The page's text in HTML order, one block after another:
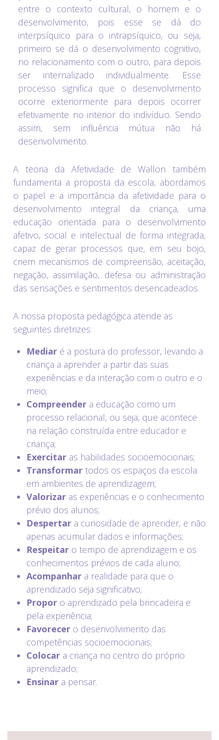
entre o contexto cultural, o homem e o
desenvolvimento, pois esse se dá do
interpsíquico para o intrapsíquico, ou seja,
primeiro se dá o desenvolvimento cognitivo,
no relacionamento com o outro, para depois
ser internalizado individualmente. Esse
processo significa que o desenvolvimento
ocorre exteriormente para depois ocorrer
efetivamente no interior do indivíduo. Sendo
assim, sem influência mútua não há
desenvolvimento.
A teoria da Afetividade de Wallon também
fundamenta a proposta da escola, abordamos
o papel e a importância da afetividade para o
desenvolvimento integral da criança, uma
educação orientada para o desenvolvimento
afetivo, social e intelectual de forma integrada,
capaz de gerar processos que, em seu bojo,
criem mecanismos de compreensão, aceitação,
negação, assimilação, defesa ou administração
das sensações e sentimentos desencadeados.
A nossa proposta pedagógica atende as
seguintes diretrizes:
Mediar é a postura do professor, levando a
criança a aprender a partir das suas
experiências e da interação com o outro e o
meio;
Compreender a educação como um
processo relacional, ou seja, que acontece
na relação construída entre educador e
criança;
Exercitar as habilidades socioemocionais;
Transformar todos os espaços da escola
em ambientes de aprendizagem;
Valorizar as experiências e o conhecimento
prévio dos alunos;
Despertar a curiosidade de aprender, e não
apenas acumular dados e informações;
Respeitar o tempo de aprendizagem e os
conhecimentos prévios de cada aluno;
Acompanhar a realidade para que o
aprendizado seja significativo;
Propor o aprendizado pela brincadeira e
pela experiência;
Favorecer o desenvolvimento das
competências socioemocionais;
Colocar a criança no centro do próprio
aprendizado;
Ensinar a pensar.